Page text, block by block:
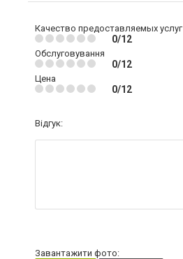
Качество предоставляемых услуг
0/12
Обслуговування
0/12
Цена
0/12
Відгук:
Завантажити фото: